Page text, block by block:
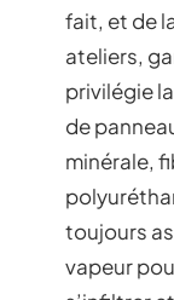
fait, et de
ateliers,
privilégie
de
minérale,
toujours
vapeur